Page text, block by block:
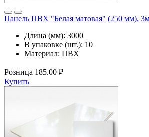
Панель ПВХ "Белая матовая" (250 мм),
Длина (мм): 3000
В упаковке (шт.): 10
Материал: ПВХ
Розница 185.00 ₽
Купить